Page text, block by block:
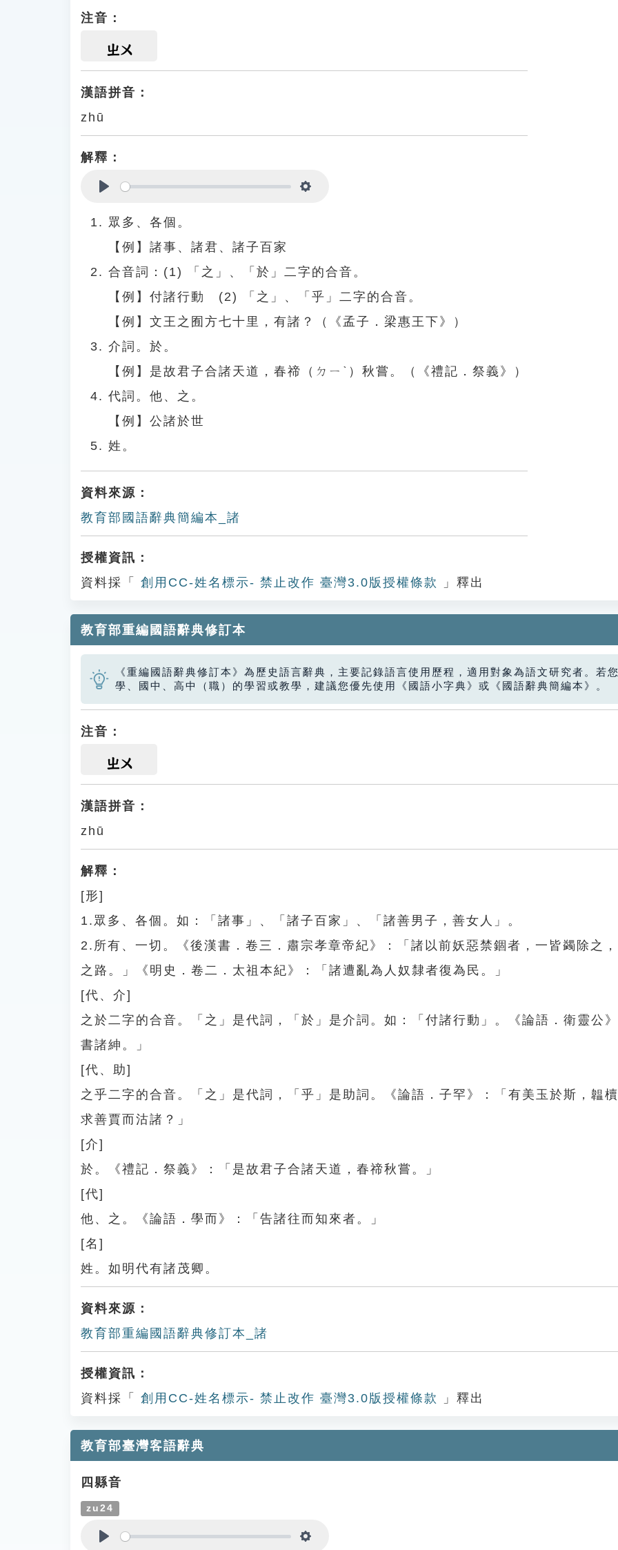
注音：
ㄓㄨ
漢語拼音：
zhū
解釋：
眾多、各個。
【例】諸事、諸君、諸子百家
合音詞：(1) 「之」、「於」二字的合音。
【例】付諸行動 (2) 「之」、「乎」二字的合音。
【例】文王之囿方七十里，有諸？（《孟子．梁惠王下》）
介詞。於。
【例】是故君子合諸天道，春禘（ㄉㄧˋ）秋嘗。（《禮記．祭義》）
代詞。他、之。
【例】公諸於世
姓。
資料來源：
教育部國語辭典簡編本_諸
授權資訊：
資料採「
創用CC-姓名標示- 禁止改作 臺灣3.0版授權條款 」釋出
教育部重編國語辭典修訂本
《重編國語辭典修訂本》為歷史語言辭典，主要記錄語言使用歷程，適用對象為語文研究者。若
學、國中、高中（職）的學習或教學，建議您優先使用《國語小字典》或《國語辭典簡編本》。
注音：
ㄓㄨ
漢語拼音：
zhū
解釋：
[形]
1.眾多、各個。如：「諸事」、「諸子百家」、「諸善男子，善女人」。
2.所有、一切。《後漢書．卷三．肅宗孝章帝紀》：「諸以前妖惡禁錮者，一皆蠲除之
之路。」《明史．卷二．太祖本紀》：「諸遭亂為人奴隸者復為民。」
[代、介]
之於二字的合音。「之」是代詞，「於」是介詞。如：「付諸行動」。《論語．衛靈公
書諸紳。」
[代、助]
之乎二字的合音。「之」是代詞，「乎」是助詞。《論語．子罕》：「有美玉於斯，韞
求善賈而沽諸？」
[介]
於。《禮記．祭義》：「是故君子合諸天道，春禘秋嘗。」
[代]
他、之。《論語．學而》：「告諸往而知來者。」
[名]
姓。如明代有諸茂卿。
資料來源：
教育部重編國語辭典修訂本_諸
授權資訊：
資料採「
創用CC-姓名標示- 禁止改作 臺灣3.0版授權條款 」釋出
教育部臺灣客語辭典
四縣音
zu24